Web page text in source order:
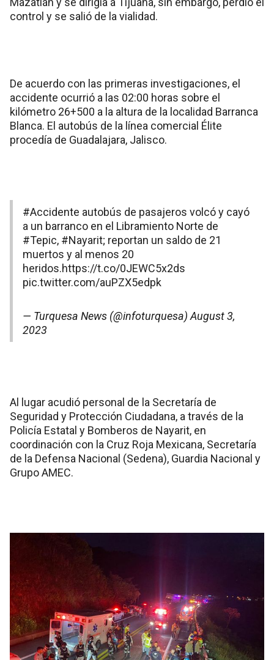
control y se salió de la vialidad.
De acuerdo con las primeras investigaciones, el
accidente ocurrió a las 02:00 horas sobre el
kilómetro 26+500 a la altura de la localidad Barranca
Blanca. El autobús de la línea comercial Élite
procedía de Guadalajara, Jalisco.
#Accidente autobús de pasajeros volcó y cayó
a un barranco en el Libramiento Norte de
#Tepic, #Nayarit; reportan un saldo de 21
muertos y al menos 20
heridos.https://t.co/0JEWC5x2ds
pic.twitter.com/auPZX5edpk
— Turquesa News (@infoturquesa) August 3,
2023
Al lugar acudió personal de la Secretaría de
Seguridad y Protección Ciudadana, a través de la
Policía Estatal y Bomberos de Nayarit, en
coordinación con la Cruz Roja Mexicana, Secretaría
de la Defensa Nacional (Sedena), Guardia Nacional y
Grupo AMEC.